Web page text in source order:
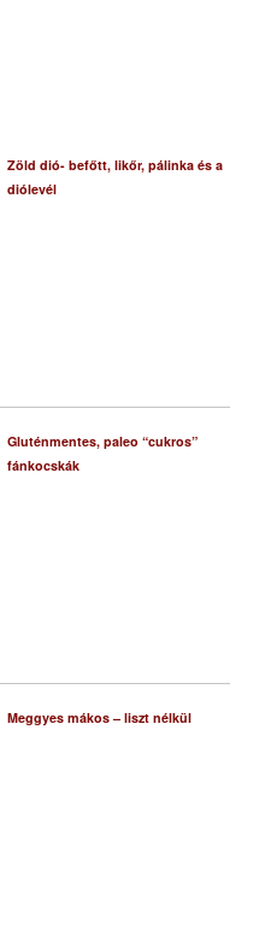
Zöld dió- befőtt, likőr, pálinka és a
diólevél
Gluténmentes, paleo “cukros”
fánkocskák
Meggyes mákos – liszt nélkül